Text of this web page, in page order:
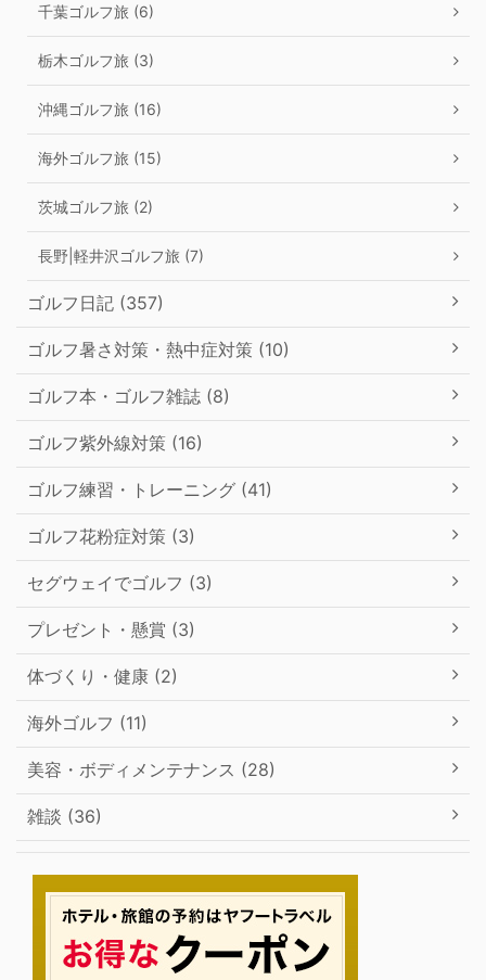
千葉ゴルフ旅 (6)
栃木ゴルフ旅 (3)
沖縄ゴルフ旅 (16)
海外ゴルフ旅 (15)
茨城ゴルフ旅 (2)
長野|軽井沢ゴルフ旅 (7)
ゴルフ日記 (357)
ゴルフ暑さ対策・熱中症対策 (10)
ゴルフ本・ゴルフ雑誌 (8)
ゴルフ紫外線対策 (16)
ゴルフ練習・トレーニング (41)
ゴルフ花粉症対策 (3)
セグウェイでゴルフ (3)
プレゼント・懸賞 (3)
体づくり・健康 (2)
海外ゴルフ (11)
美容・ボディメンテナンス (28)
雑談 (36)